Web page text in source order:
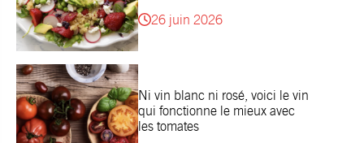
26 juin 2026
Ni vin blanc ni rosé, voici le vin
qui fonctionne le mieux avec
les tomates